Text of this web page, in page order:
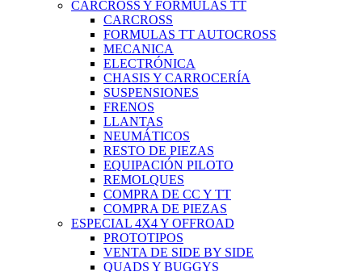
CARCROSS Y FÓRMULAS TT
CARCROSS
FORMULAS TT AUTOCROSS
MECANICA
ELECTRÓNICA
CHASIS Y CARROCERÍA
SUSPENSIONES
FRENOS
LLANTAS
NEUMÁTICOS
RESTO DE PIEZAS
EQUIPACIÓN PILOTO
REMOLQUES
COMPRA DE CC Y TT
COMPRA DE PIEZAS
ESPECIAL 4X4 Y OFFROAD
PROTOTIPOS
VENTA DE SIDE BY SIDE
QUADS Y BUGGYS